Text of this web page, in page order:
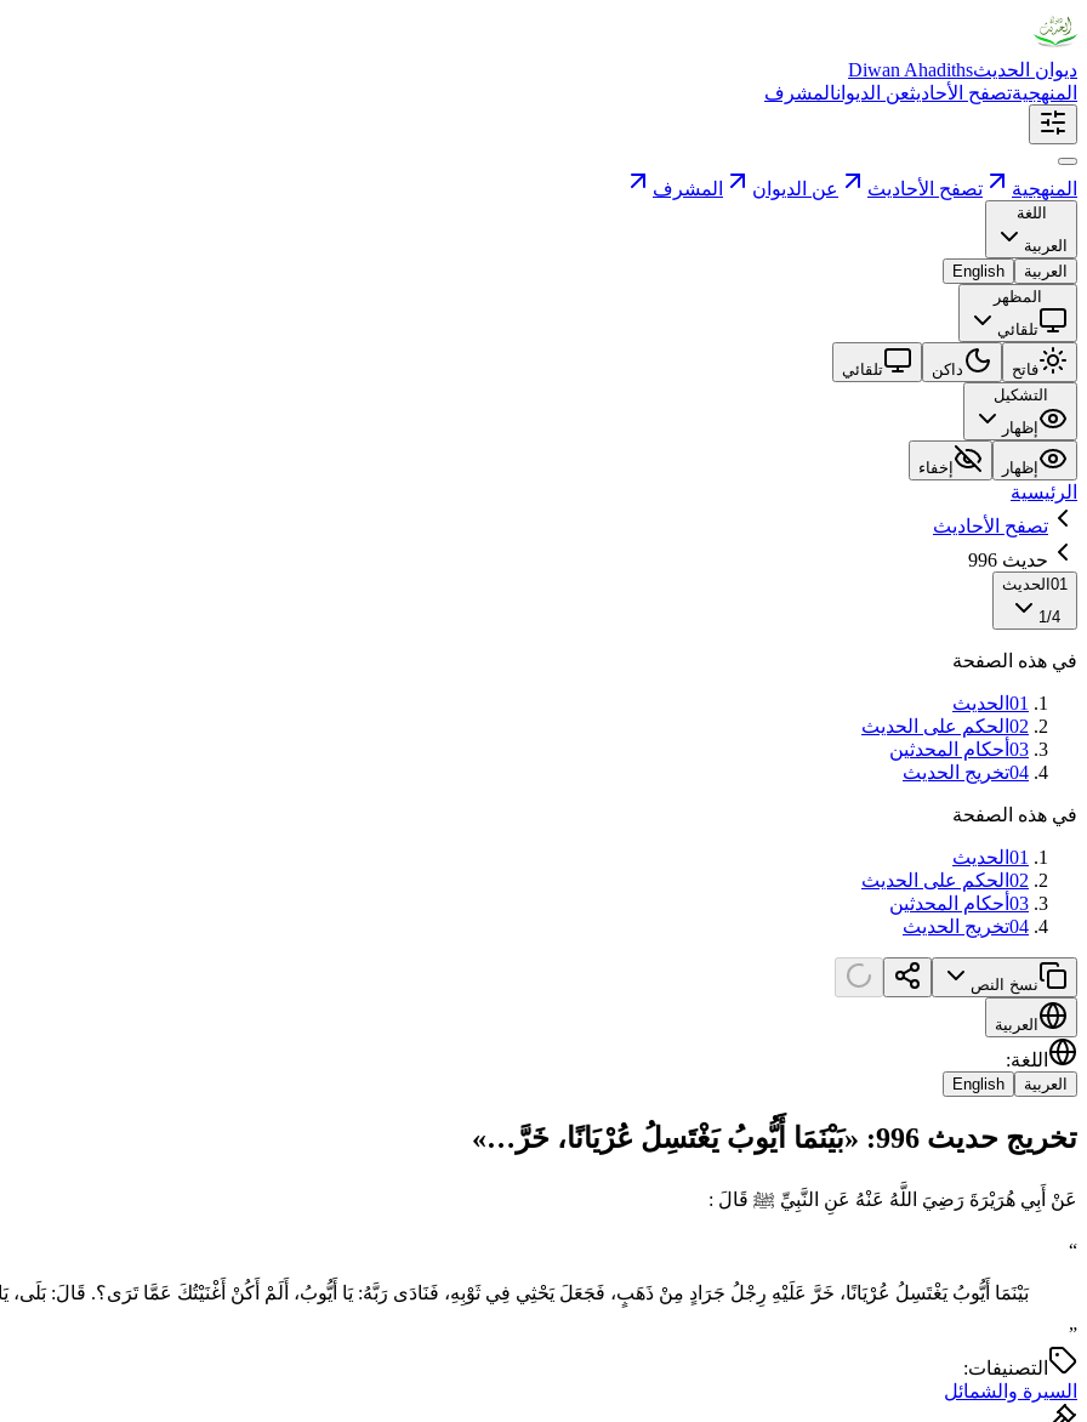
ديوان الحديثDiwan Ahadiths
المنهجيةتصفح الأحاديثعن الديوانالمشرف
المنهجية تصفح الأحاديث عن الديوان المشرف
اللغة
العربية
العربية
English
المظهر
تلقائي
فاتح داكن
تلقائي
التشكيل
إظهار
إظهار إخفاء
الرئيسية
تصفح الأحاديث
حديث 996
01 الحديث
1/4
في هذه الصفحة
01 الحديث
02 الحكم على الحديث
03 أحكام المحدثين
04تخريج الحديث
في هذه الصفحة
01 الحديث
02 الحكم على الحديث
03 أحكام المحدثين
04تخريج الحديث
نسخ النص
العربية
اللغة:
العربية English
تخريج حديث 996: «بَيْنَمَا أَيُّوبُ ‌يَغْتَسِلُ ‌عُرْيَانًا، خَرَّ…»
عَنْ أَبِي هُرَيْرَةَ رَضِيَ اللَّهُ عَنْهُ عَنِ النَّبِيِّ ﷺ قَالَ :
“
بَيْنَمَا أَيُّوبُ ‌يَغْتَسِلُ ‌عُرْيَانًا، خَرَّ عَلَيْهِ رِجْلُ جَرَادٍ مِنْ ذَهَبٍ، فَجَعَلَ يَحْثِي فِي ثَوْبِهِ، فَنَادَى رَبَّهُ: يَا أَيُّوبُ، أَلَمْ أَكُنْ أَغْنَيْتُكَ عَمَّا تَرَى؟. قَالَ:
”
التصنيفات:
السيرة والشمائل